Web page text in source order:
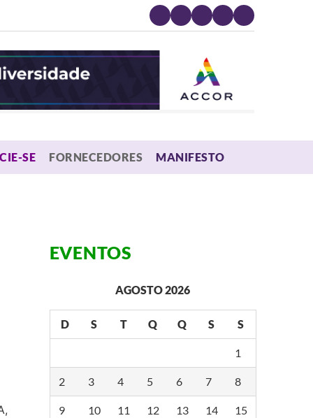
SE FORNECEDORES MANIFESTO
EVENTOS
AGOSTO 2026
D S T Q Q S S
1
2 3 4 5 6 7 8
9 10 11 12 13 14 15